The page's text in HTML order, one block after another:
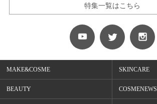
特集一覧はこちら
MAKE&COSME SKINCARE
BEAUTY COSMENEWS